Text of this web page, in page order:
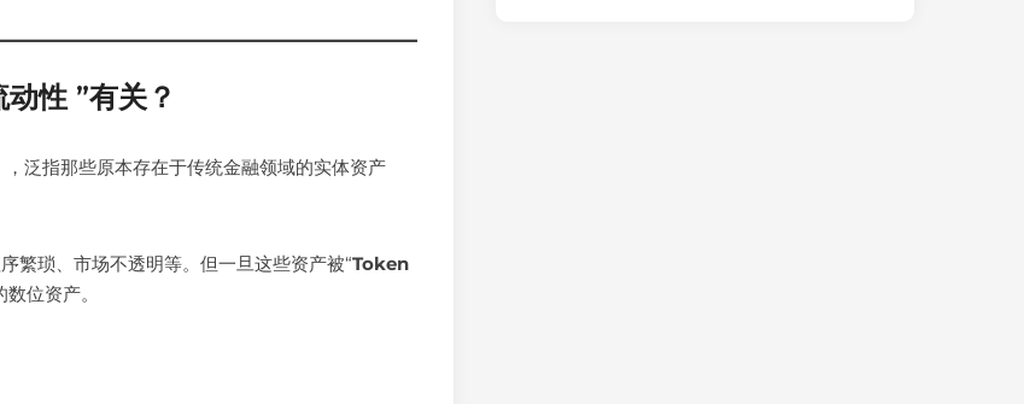
性 ”有关？
泛指那些原本存在于传统金融领域的实体资产
繁琐、市场不透明等。但一旦这些资产被“Token
位资产。